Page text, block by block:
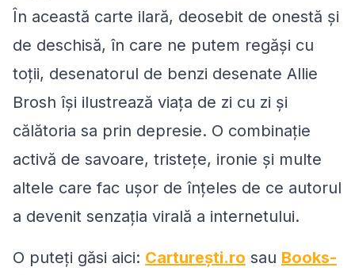
În această carte ilară, deosebit de onestă și
de deschisă, în care ne putem regăși cu
toții, desenatorul de benzi desenate Allie
Brosh își ilustrează viața de zi cu zi și
călătoria sa prin depresie. O combinație
activă de savoare, tristețe, ironie și multe
altele care fac ușor de înțeles de ce autorul
a devenit senzația virală a internetului.
O puteți găsi aici: Carturești.ro sau Books-